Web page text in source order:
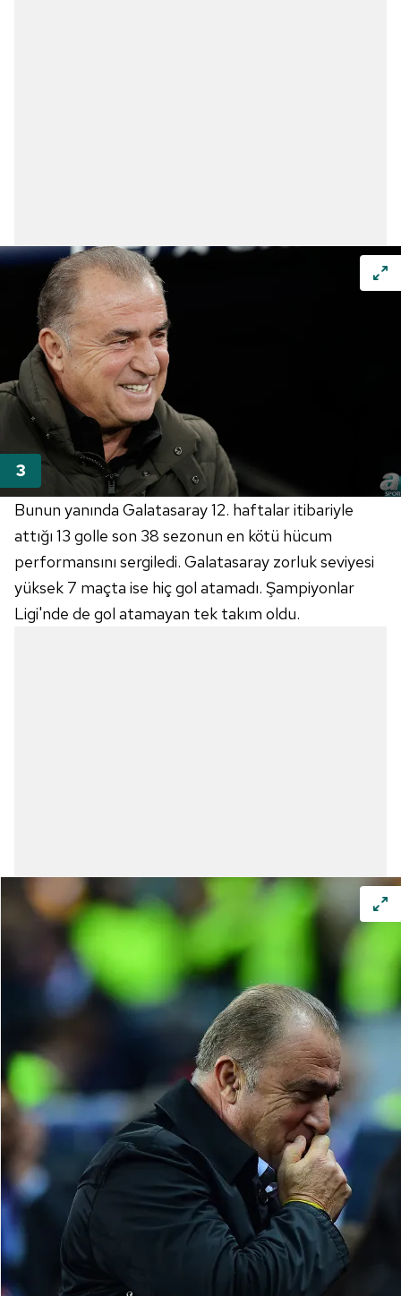
Bunun yanında Galatasaray 12. haftalar itibariyle
attığı 13 golle son 38 sezonun en kötü hücum
performansını sergiledi. Galatasaray zorluk seviyesi
yüksek 7 maçta ise hiç gol atamadı. Şampiyonlar
Ligi'nde de gol atamayan tek takım oldu.